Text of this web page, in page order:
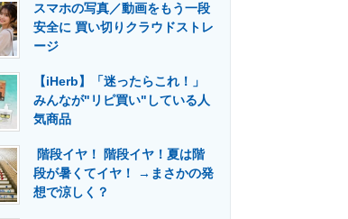
マーケ×ITの今がよく分かる
建設×テクノロジーの最前線
スマホの写真／動画をもう一段
安全に 買い切りクラウドストレ
ージ
【iHerb】「迷ったらこれ！」
みんなが"リピ買い"している人
気商品
階段イヤ！ 階段イヤ！夏は階
段が暑くてイヤ！ →まさかの発
想で涼しく？